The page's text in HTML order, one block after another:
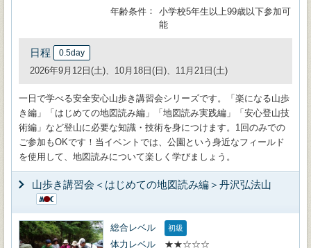
年齢条件
小学校5年生以上99歳以下参加可
能
日程 0.5day
2026年9月12日(土)、10月18日(日)、11月21日(土)
一日で学べる安全安心山歩き講習会シリーズです。「楽になる山歩
き編」「はじめての地図読み編」「地図読み実践編」「安心登山技
術編」など登山に必要な知識・技術を身につけます。1回のみでの
ご参加もOKです！当イベントでは、公園という身近なフィールド
を使用して、地図読みについて楽しく学びましょう。
山歩き講習会＜はじめての地図読み編＞丹沢弘法山
総合レベル 初級
体力レベル
★★☆☆☆